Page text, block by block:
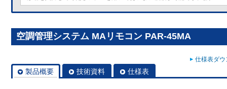
空調管理システム MAリモコン PAR-45MA
仕様表ダ
製品概要 技術資料 仕様表